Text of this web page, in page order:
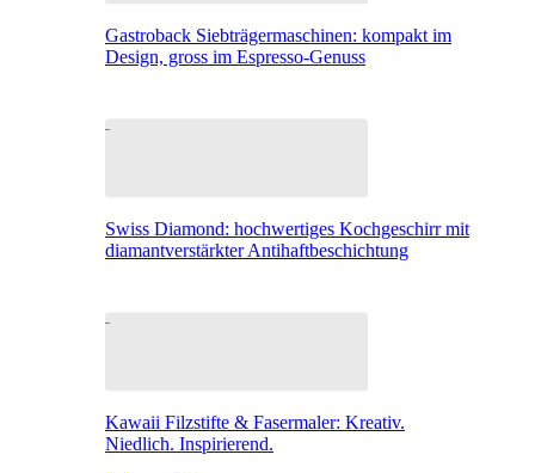
Gastroback Siebträgermaschinen: kompakt im
Design, gross im Espresso-Genuss
Swiss Diamond: hochwertiges Kochgeschirr mit
diamantverstärkter Antihaftbeschichtung
Kawaii Filzstifte & Fasermaler: Kreativ.
Niedlich. Inspirierend.